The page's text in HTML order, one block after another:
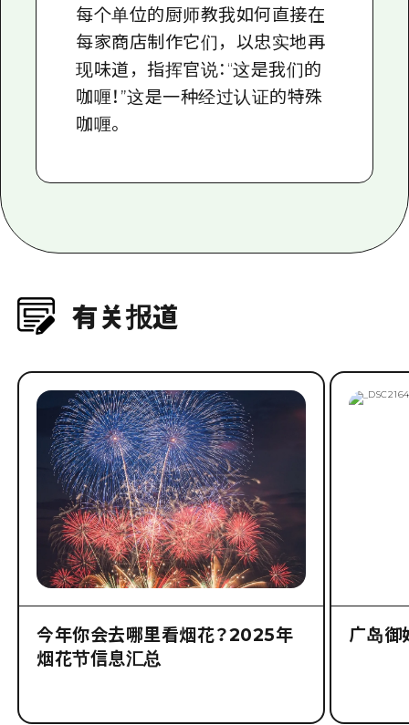
每个单位的厨师教我如何直接在
每家商店制作它们，以忠实地再
现味道，指挥官说：“这是我们的
咖喱！”这是一种经过认证的特殊
咖喱。
有关报道
今年你会去哪里看烟花？2025年
烟花节信息汇总
广岛御